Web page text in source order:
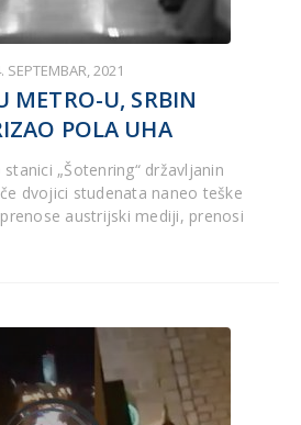
SEPTEMBAR, 2021
METRO-U, SRBIN
POLA UHA
„Šotenring“ državljanin
dvojici studenata naneo teške
austrijski mediji, prenosi